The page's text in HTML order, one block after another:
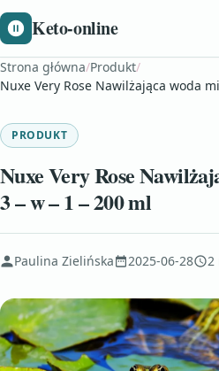
Keto-online
Strona główna/Produkt/
Nuxe Very Rose Nawilżająca woda
PRODUKT
Nuxe Very Rose
3 – w – 1 – 200 ml
Paulina Zielińska 2025-06-28 2